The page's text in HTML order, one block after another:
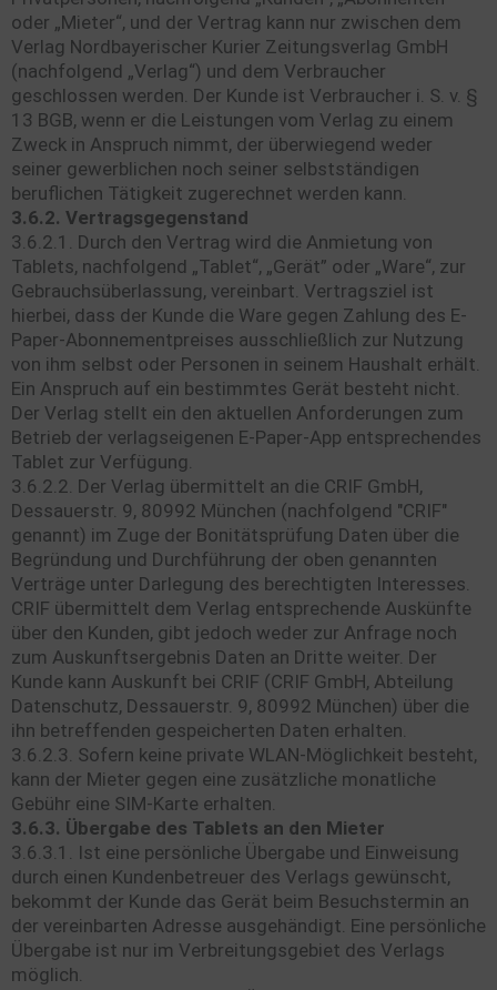
oder „Mieter“, und der Vertrag kann nur zwischen dem
Verlag Nordbayerischer Kurier Zeitungsverlag GmbH
(nachfolgend „Verlag“) und dem Verbraucher
geschlossen werden. Der Kunde ist Verbraucher i. S. v. §
13 BGB, wenn er die Leistungen vom Verlag zu einem
Zweck in Anspruch nimmt, der überwiegend weder
seiner gewerblichen noch seiner selbstständigen
beruflichen Tätigkeit zugerechnet werden kann.
3.6.2. Vertragsgegenstand
3.6.2.1. Durch den Vertrag wird die Anmietung von
Tablets, nachfolgend „Tablet“, „Gerät” oder „Ware“, zur
Gebrauchsüberlassung, vereinbart. Vertragsziel ist
hierbei, dass der Kunde die Ware gegen Zahlung des E-
Paper-Abonnementpreises ausschließlich zur Nutzung
von ihm selbst oder Personen in seinem Haushalt erhält.
Ein Anspruch auf ein bestimmtes Gerät besteht nicht.
Der Verlag stellt ein den aktuellen Anforderungen zum
Betrieb der verlagseigenen E-Paper-App entsprechendes
Tablet zur Verfügung.
3.6.2.2. Der Verlag übermittelt an die CRIF GmbH,
Dessauerstr. 9, 80992 München (nachfolgend "CRIF"
genannt) im Zuge der Bonitätsprüfung Daten über die
Begründung und Durchführung der oben genannten
Verträge unter Darlegung des berechtigten Interesses.
CRIF übermittelt dem Verlag entsprechende Auskünfte
über den Kunden, gibt jedoch weder zur Anfrage noch
zum Auskunftsergebnis Daten an Dritte weiter. Der
Kunde kann Auskunft bei CRIF (CRIF GmbH, Abteilung
Datenschutz, Dessauerstr. 9, 80992 München) über die
ihn betreffenden gespeicherten Daten erhalten.
3.6.2.3. Sofern keine private WLAN-Möglichkeit besteht,
kann der Mieter gegen eine zusätzliche monatliche
Gebühr eine SIM-Karte erhalten.
3.6.3. Übergabe des Tablets an den Mieter
3.6.3.1. Ist eine persönliche Übergabe und Einweisung
durch einen Kundenbetreuer des Verlags gewünscht,
bekommt der Kunde das Gerät beim Besuchstermin an
der vereinbarten Adresse ausgehändigt. Eine persönliche
Übergabe ist nur im Verbreitungsgebiet des Verlags
möglich.